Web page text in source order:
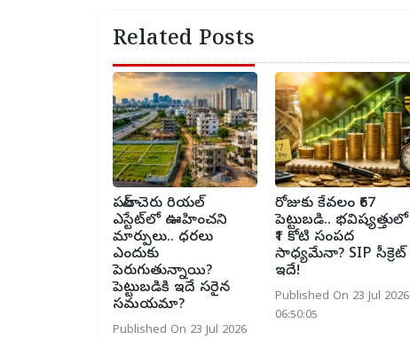
Related Posts
పటాన్ చెరు రియల్
ఎస్టేట్‌లో ఊహించని
మార్పులు.. ధరలు
ఎందుకు
పెరుగుతున్నాయి?
పెట్టుబడికి ఇదే సరైన
సమయమా?
Published On 23 Jul 2026
రోజుకు కేవలం ₹67
పెట్టుబడి.. భవిష్యత్తులో
₹1 కోటి సంపద
సాధ్యమేనా? SIP సీక్రెట్
ఇదే!
Published On 23 Jul 2026
06:50:05